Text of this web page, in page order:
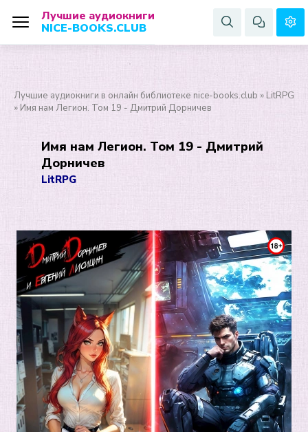
Лучшие аудиокниги
NICE-BOOKS.CLUB
Лучшие аудиокниги в онлайн библиотеке nice-books.club » LitRPG
» Имя нам Легион. Том 19 - Дмитрий Дорничев
Имя нам Легион. Том 19 - Дмитрий
Дорничев
LitRPG